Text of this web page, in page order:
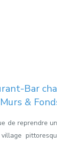
Bar
&
de reprendre